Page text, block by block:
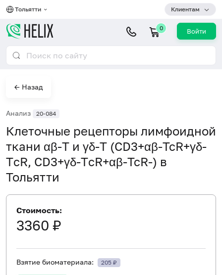
Тольятти Клиентам
0 Войти
← Назад
Анализ 20-084
Клеточные рецепторы лимфоидной
ткани αβ-Т и γδ-Т (CD3+αβ-ТсR+γδ-
ТcR, CD3+γδ-ТcR+αβ-ТсR-) в
Тольятти
Стоимость:
3360 ₽
Взятие биоматериала: 205 ₽